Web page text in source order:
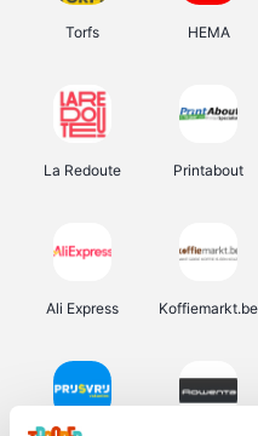
Torfs HEMA
La Redoute Printabout
Ali Express Koffiemarkt.be